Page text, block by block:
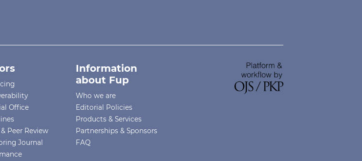
Office
Peer Review
Journal
Information
about Fup
Who we are
Editorial Policies
Products & Services
Partnerships & Sponsors
FAQ